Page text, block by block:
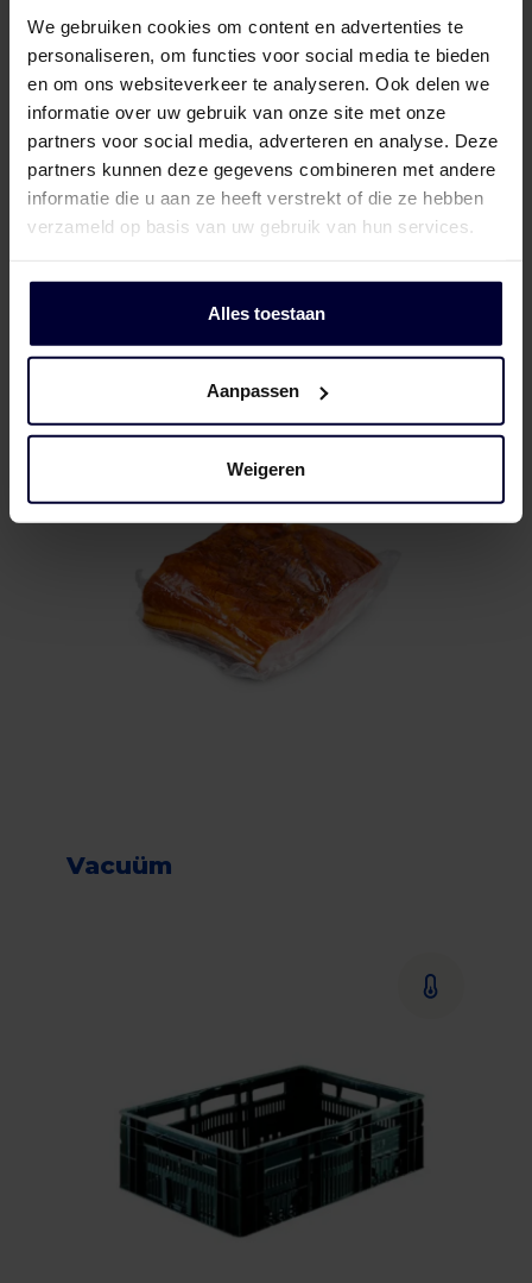
We gebruiken cookies om content en advertenties te
personaliseren, om functies voor social media te bieden
en om ons websiteverkeer te analyseren. Ook delen we
informatie over uw gebruik van onze site met onze
partners voor social media, adverteren en analyse. Deze
partners kunnen deze gegevens combineren met andere
informatie die u aan ze heeft verstrekt of die ze hebben
verzameld op basis van uw gebruik van hun services.
Alles toestaan
Aanpassen
Weigeren
Vacuüm